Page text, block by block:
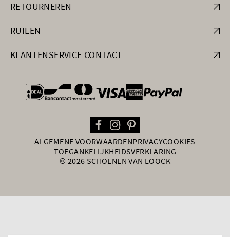
RETOURNEREN
RUILEN
KLANTENSERVICE CONTACT
general.paymentOptions
ALGEMENE VOORWAARDENPRIVACYCOOKIES
TOEGANKELIJKHEIDSVERKLARING
© 2026 SCHOENEN VAN LOOCK